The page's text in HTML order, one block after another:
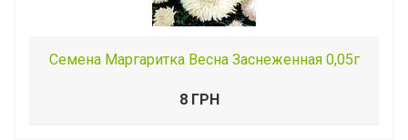
Семена Маргаритка Весна Заснеженная 0,05г
8 ГРН